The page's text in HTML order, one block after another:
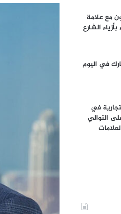
مع علامة
الشارع
في اليوم
في
التوالي